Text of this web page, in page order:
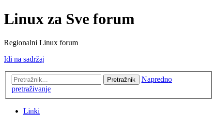
Linux za Sve forum
Regionalni Linux forum
Idi na sadržaj
Pretražnik
Napredno
pretraživanje
Linki